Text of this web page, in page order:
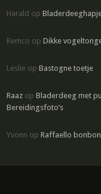
Harald op
Remco opDikke
Leslie opBastogne toetje
Raaz opBladerdeeg met
Bereidingsfoto’s
Yvonn opRaffaello